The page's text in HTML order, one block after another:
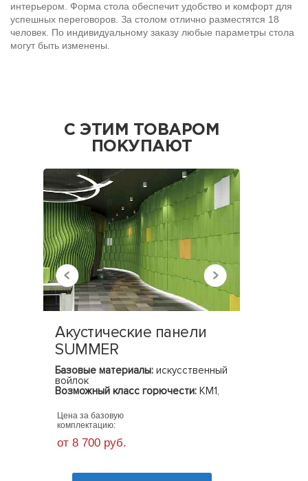
интерьером. Форма стола обеспечит удобство и комфорт для
успешных переговоров. За столом отлично разместятся 18
человек. По индивидуальному заказу любые параметры стола
могут быть изменены.
С ЭТИМ ТОВАРОМ
ПОКУПАЮТ
Акустические панели
SUMMER
Базовые материалы: искусственный
войлок
Возможный класс горючести: КМ1,
Цена за базовую
комплектацию:
от 8 700 руб.